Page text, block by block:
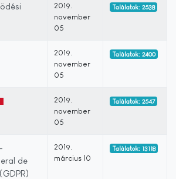
2019.
november
05
Találatok: 2538
2019.
november
05
Találatok: 2400
2019.
november
05
Találatok: 2547
de
2019.
március 10
Találatok: 13118